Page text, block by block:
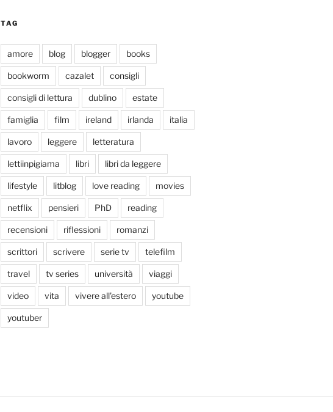
TAG
amore blog blogger books
bookworm cazalet consigli
consigli di lettura dublino estate
famiglia film ireland irlanda italia
lavoro leggere letteratura
lettiinpigiama libri libri da leggere
lifestyle litblog love reading movies
netflix pensieri PhD reading
recensioni riflessioni romanzi
scrittori scrivere serie tv telefilm
travel tv series università viaggi
video vita vivere all'estero youtube
youtuber